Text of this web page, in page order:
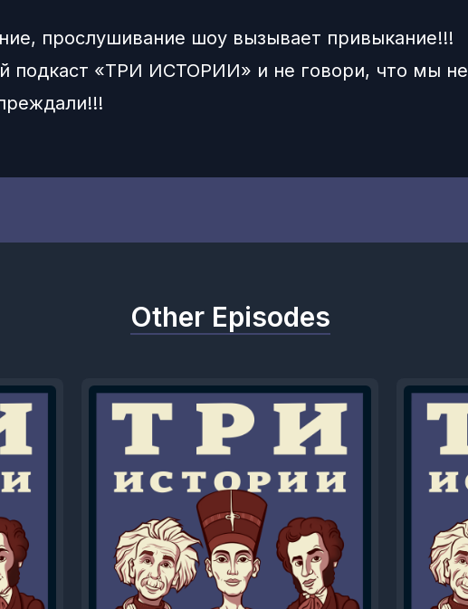
прослушивание шоу вызывает привыкание!!!
подкаст «ТРИ ИСТОРИИ» и не говори, что мы не
Other Episodes